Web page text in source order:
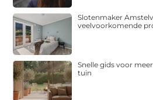
Slotenmaker
veelvoorkomende
Snelle gids voor
tuin